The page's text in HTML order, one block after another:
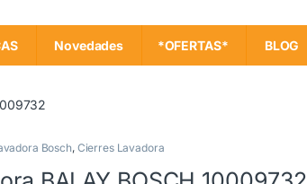
Novedades *OFERTAS* BLOG
Bosch, Cierres Lavadora